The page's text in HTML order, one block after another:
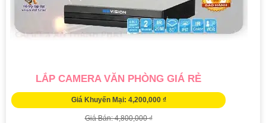
LẮP CAMERA VĂN PHÒNG GIÁ RẺ
Giá Khuyến Mại: 4,200,000 ₫
Giá Bán: 4,800,000 ₫